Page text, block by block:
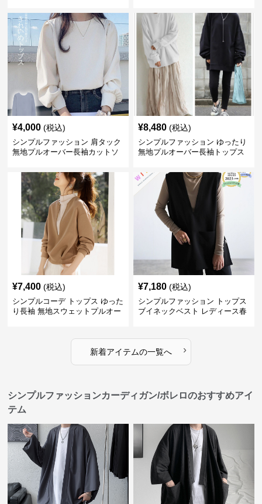
¥4,000 (税込)
シンプルファッション 肩タック
無地プルオーバー長袖カットソ
¥8,480 (税込)
シンプルファッション ゆったり
無地プルオーバー長袖トップス
¥7,400 (税込)
シンプルコーデ トップス ゆった
り長袖 無地スウェットプルオー
¥7,180 (税込)
シンプルファッション トップス
ブイネックベスト レディース春
新着アイテムの一覧へ ›
シンプルファッションカーディガン/ボレロのおすすめアイ
テム